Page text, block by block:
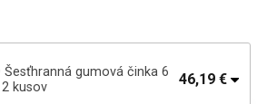
Šesťhranná gumová činka 6
2 kusov
46,19 €